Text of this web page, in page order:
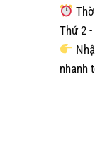
Thứ 2 -
nhanh